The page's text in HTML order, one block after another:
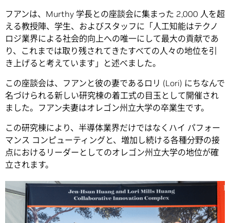
フアンは、Murthy 学長との座談会に集まった 2,000 人を超
える教授陣、学生、およびスタッフに「人工知能はテクノ
ロジ業界による社会的向上への唯一にして最大の貢献であ
り、これまでは取り残されてきたすべての人々の地位を引
き上げると考えています」と述べました。
この座談会は、フアンと彼の妻であるロリ (Lori) にちなんで
名づけられる新しい研究棟の着工式の目玉として開催され
ました。フアン夫妻はオレゴン州立大学の卒業生です。
この研究棟により、半導体業界だけではなくハイ パフォー
マンス コンピューティングと、増加し続ける各種分野の接
点におけるリーダーとしてのオレゴン州立大学の地位が確
立されます。